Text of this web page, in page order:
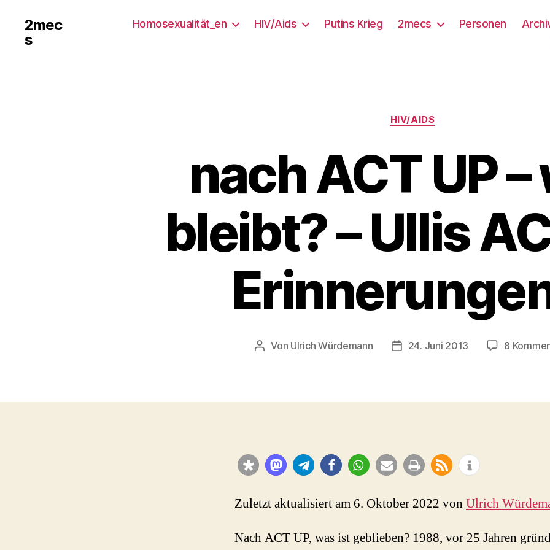
2mec
s
Homosexualität_en HIV/Aids Putins Krieg 2mecs Personen
Kategorien
HIV/AIDS
nach ACT UP –
bleibt? – Ullis
Beitragsautor
Von Ulrich Würdemann Beitragsdatum
24. Juni 2013 8
Zuletzt aktualisiert am 6. Oktober 2022 von Ulrich
Nach ACT UP, was ist geblieben? 1988, vor 25 Jahren